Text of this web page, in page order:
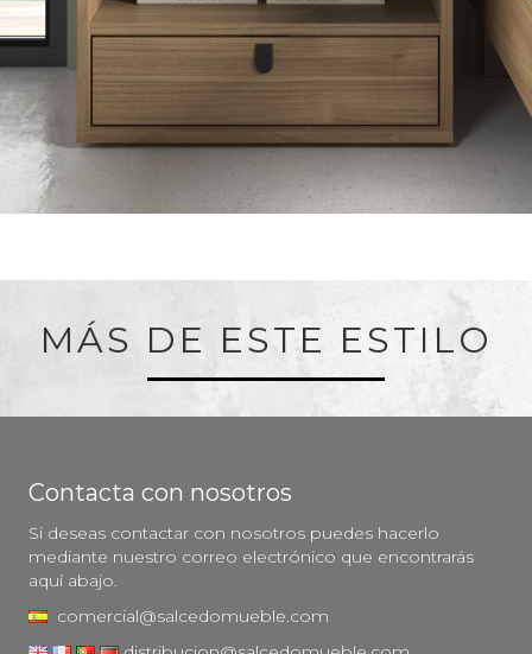
MÁS DE ESTE ESTILO
Contacta con nosotros
Si deseas contactar con nosotros puedes hacerlo
mediante nuestro correo electrónico que encontrarás
aquí abajo.
comercial@salcedomueble.com